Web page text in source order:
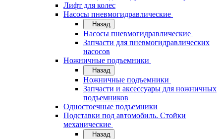
Лифт для колес
Насосы пневмогидравлические
Назад
Насосы пневмогидравлические
Запчасти для пневмогидравлических
насосов
Ножничные подъемники
Назад
Ножничные подъемники
Запчасти и аксессуары для ножничных
подъемников
Одностоечные подъемники
Подставки под автомобиль. Стойки
механические
Назад